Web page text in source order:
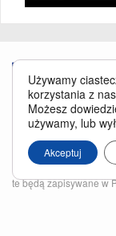
Serwis
technologie o
zapewnienia Państwu
celach statystycznych
te będą zapisywane w
Używamy
korzystania z
Możesz
używamy, lub
Akceptuj